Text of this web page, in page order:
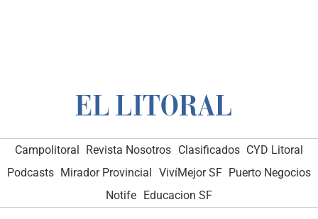
Campolitoral Revista Nosotros Clasificados CYD Litoral
Podcasts Mirador Provincial VivíMejor SF Puerto Negocios
Notife Educacion SF